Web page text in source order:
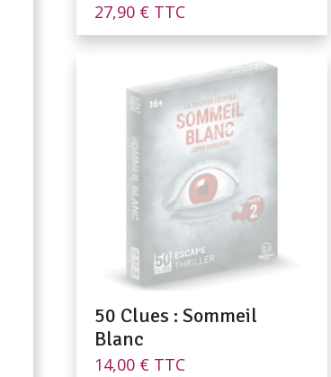
27,90 € TTC
50 Clues : Sommeil
Blanc
14,00 € TTC